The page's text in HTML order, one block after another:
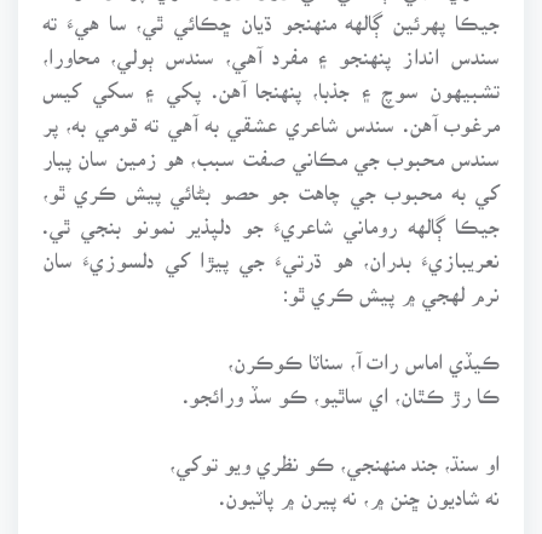
جيڪا پهرئين ڳالهه منهنجو ڌيان ڇڪائي ٿي، سا هيءَ ته
سندس انداز پنهنجو ۽ مفرد آهي، سندس ٻولي، محاورا،
تشبيهون سوچ ۽ جذبا، پنهنجا آهن. پکي ۽ سکي کيس
مرغوب آهن. سندس شاعري عشقي به آهي ته قومي به، پر
سندس محبوب جي مڪاني صفت سبب، هو زمين سان پيار
کي به محبوب جي چاهت جو حصو بڻائي پيش ڪري ٿو،
جيڪا ڳالهه روماني شاعريءَ جو دلپذير نمونو بنجي ٿي.
نعريبازيءَ بدران، هو ڌرتيءَ جي پيڙا کي دلسوزيءَ سان
نرم لهجي ۾ پيش ڪري ٿو:
ڪيڏي اماس رات آ، سناٽا ڪوڪرن،
ڪا رڙ ڪٿان، اي ساٿيو، ڪو سڏ ورائجو.
او سنڌ، جند منهنجي، ڪو نظري ويو توکي،
نه شاديون ڇنن ۾، نه پيرن ۾ پاٽيون.